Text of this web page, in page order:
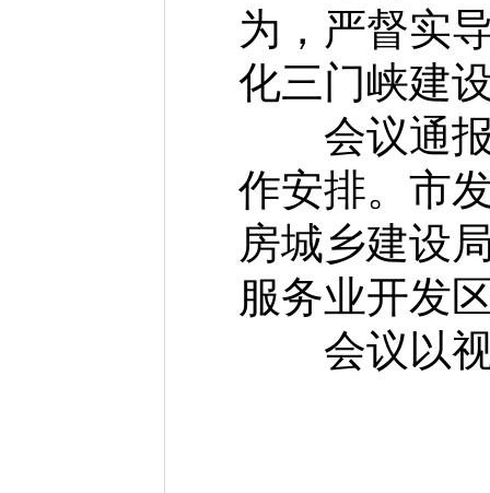
为，严督实
化三门峡建
会议通报
作安排。市
房城乡建设
服务业开发
会议以视